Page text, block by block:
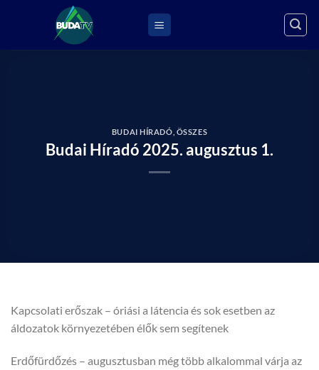
BUDAI HÍRADÓ ÖSSZES
Budai Híradó 2025. augusztus 1.
Kapcsolati erőszak – óriási a látencia és sok esetben az
áldozatok környezetében élők sem segítenek
Erdőfürdőzés – augusztusban még több alkalommal várja az